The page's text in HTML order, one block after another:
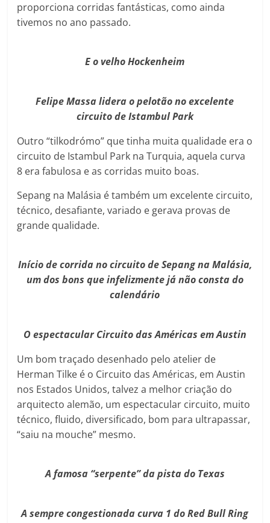
proporciona corridas fantásticas, como ainda
tivemos no ano passado.
E o velho Hockenheim
Felipe Massa lidera o pelotão no excelente
circuito de Istambul Park
Outro “tilkodrómo” que tinha muita qualidade era o
circuito de Istambul Park na Turquia, aquela curva
8 era fabulosa e as corridas muito boas.
Sepang na Malásia é também um excelente circuito,
técnico, desafiante, variado e gerava provas de
grande qualidade.
Início de corrida no circuito de Sepang na Malásia,
um dos bons que infelizmente já não consta do
calendário
O espectacular Circuito das Américas em Austin
Um bom traçado desenhado pelo atelier de
Herman Tilke é o Circuito das Américas, em Austin
nos Estados Unidos, talvez a melhor criação do
arquitecto alemão, um espectacular circuito, muito
técnico, fluido, diversificado, bom para ultrapassar,
“saiu na mouche” mesmo.
A famosa “serpente” da pista do Texas
A sempre congestionada curva 1 do Red Bull Ring